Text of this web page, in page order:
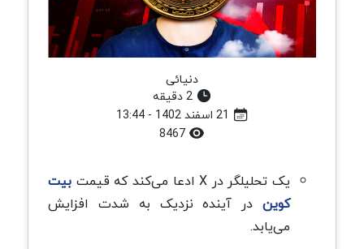
دنیائی
2 دقیقه
یک تحلیلگر در X ادعا می‌کند که قیمت
بیت
کوین در آینده نزدیک به شدت افزایش
می‌یابد.